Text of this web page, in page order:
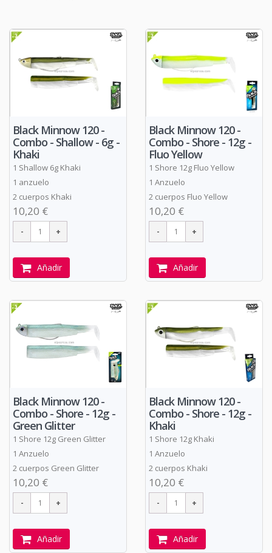
Black Minnow 120 -
Combo - Shallow - 6g -
Khaki
1 Shallow 6g Khaki
1 anzuelo
2 cuerpos Khaki
10,20 €
Añadir
Black Minnow 120 -
Combo - Shore - 12g -
Fluo Yellow
1 Shore 12g Fluo Yellow
1 Anzuelo
2 cuerpos Fluo Yellow
10,20 €
Añadir
Black Minnow 120 -
Combo - Shore - 12g -
Green Glitter
1 Shore 12g Green Glitter
1 Anzuelo
2 cuerpos Green Glitter
10,20 €
Añadir
Black Minnow 120 -
Combo - Shore - 12g -
Khaki
1 Shore 12g Khaki
1 Anzuelo
2 cuerpos Khaki
10,20 €
Añadir